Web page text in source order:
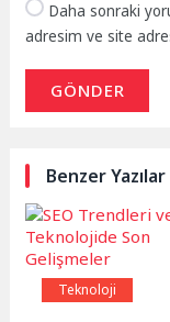
Daha sonraki
adresim ve site
GÖNDER
Benzer Yazılar
Teknoloji